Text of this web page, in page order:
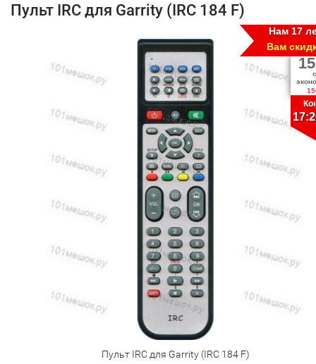
Пульт IRC для Garrity (IRC 184 F)
Пульт IRC для Garrity (IRC 184 F)
Нам 17
Вам
15